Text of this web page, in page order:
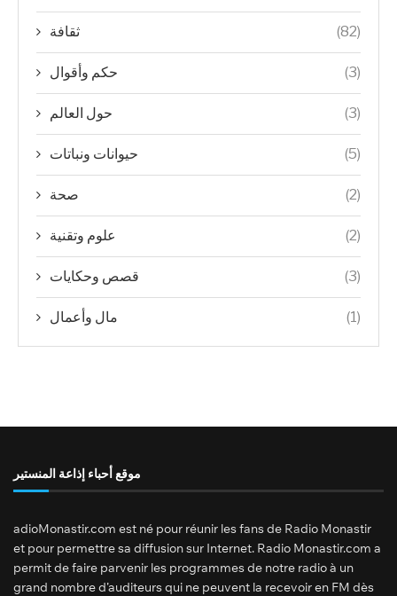
ثقافة (82)
حكم وأقوال (3)
حول العالم (3)
حيوانات ونباتات (5)
صحة (2)
علوم وتقنية (2)
قصص وحكايات (3)
مال وأعمال (1)
موقع أحباء إذاعة المنستير
adioMonastir.com est né pour réunir les fans de Radio Monastir
et pour permettre sa diffusion sur Internet. Radio Monastir.com a
permit de faire parvenir les programmes de notre radio à un
grand nombre d’auditeurs qui ne peuvent la recevoir en FM dès